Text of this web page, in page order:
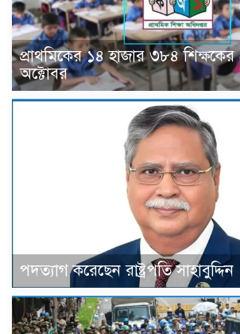
প্রাথমিকের ১৪ হাজার ৩৮৪
অক্টোবর
পদত্যাগ করেছেন রাষ্ট্রপতি সাহাবুদ্দিন